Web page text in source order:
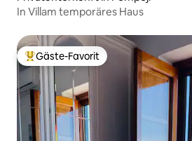
In Villam temporäres Haus
Beliebter Gäste-Favorit.
Gäste-Favorit